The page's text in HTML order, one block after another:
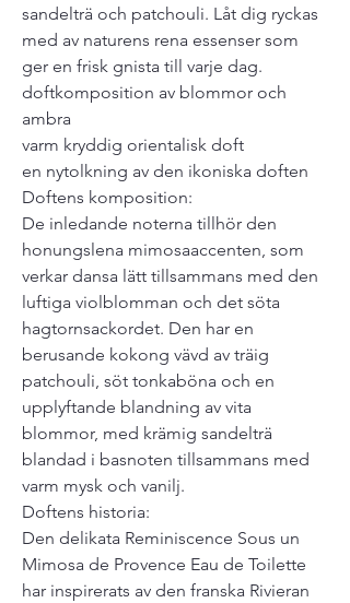
sandelträ och patchouli. Låt dig ryckas
med av naturens rena essenser som
ger en frisk gnista till varje dag.
doftkomposition av blommor och
ambra
varm kryddig orientalisk doft
en nytolkning av den ikoniska doften
Doftens komposition:
De inledande noterna tillhör den
honungslena mimosaaccenten, som
verkar dansa lätt tillsammans med den
luftiga violblomman och det söta
hagtornsackordet. Den har en
berusande kokong vävd av träig
patchouli, söt tonkaböna och en
upplyftande blandning av vita
blommor, med krämig sandelträ
blandad i basnoten tillsammans med
varm mysk och vanilj.
Doftens historia:
Den delikata Reminiscence Sous un
Mimosa de Provence Eau de Toilette
har inspirerats av den franska Rivieran